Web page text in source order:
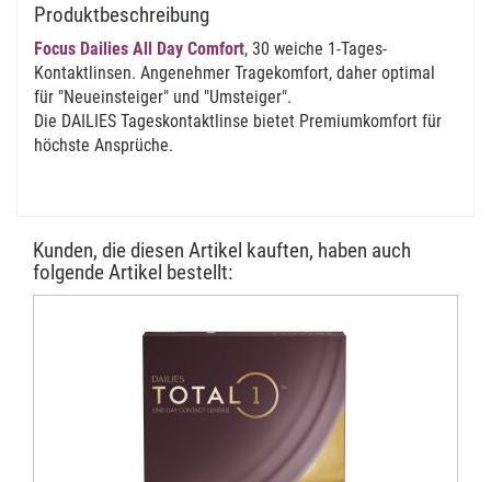
Produktbeschreibung
Focus Dailies All Day Comfort, 30 weiche 1-Tages-
Kontaktlinsen. Angenehmer Tragekomfort, daher optimal
für "Neueinsteiger" und "Umsteiger".
Die DAILIES Tageskontaktlinse bietet Premiumkomfort für
höchste Ansprüche.
Kunden, die diesen Artikel kauften, haben auch
folgende Artikel bestellt: